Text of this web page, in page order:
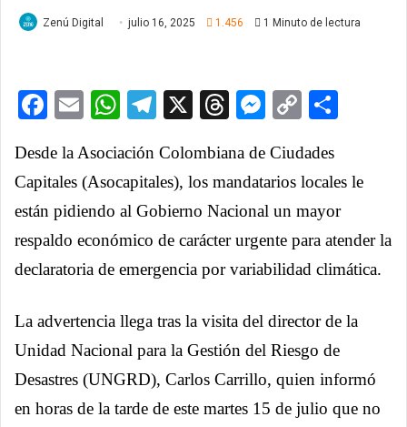
Zenú Digital julio 16, 2025 1.456 1 Minuto de lectura
Facebook
EmailWhatsApp
Telegram
X ThreadsCopy
Desde la Asociación Colombiana de Ciudades
Capitales (Asocapitales), los mandatarios locales le
están pidiendo al Gobierno Nacional un mayor
respaldo económico de carácter urgente para atender la
declaratoria de emergencia por variabilidad climática.
La advertencia llega tras la visita del director de la
Unidad Nacional para la Gestión del Riesgo de
Desastres (UNGRD), Carlos Carrillo, quien informó
en horas de la tarde de este martes 15 de julio que no